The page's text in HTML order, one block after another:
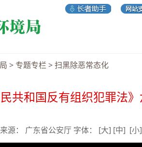
> 专题专栏 >扫黑除恶常态化
共和国反有组织犯罪法
源： 广东省公安厅 字体： [大] [中] [小]